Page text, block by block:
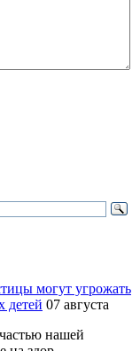
могут угрожать
детей 07 августа
нашей